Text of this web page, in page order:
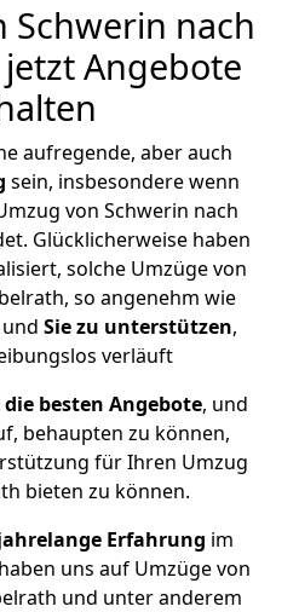
Schwerin nach
Angebote
aufregende, aber auch
sein, insbesondere wenn
von Schwerin nach
Glücklicherweise haben
solche Umzüge von
so angenehm wie
Sie zu unterstützen,
verläuft
besten Angebote, und
behaupten zu können,
für Ihren Umzug
bieten zu können.
Erfahrung im
uns auf Umzüge von
und unter anderem